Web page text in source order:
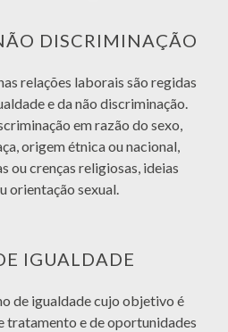
DISCRIMINAÇÃO
relações laborais são regidas
e da não discriminação.
em razão do sexo,
origem étnica ou nacional,
ou crenças religiosas, ideias
orientação sexual.
IGUALDADE
de igualdade cujo objetivo é
tratamento e de oportunidades